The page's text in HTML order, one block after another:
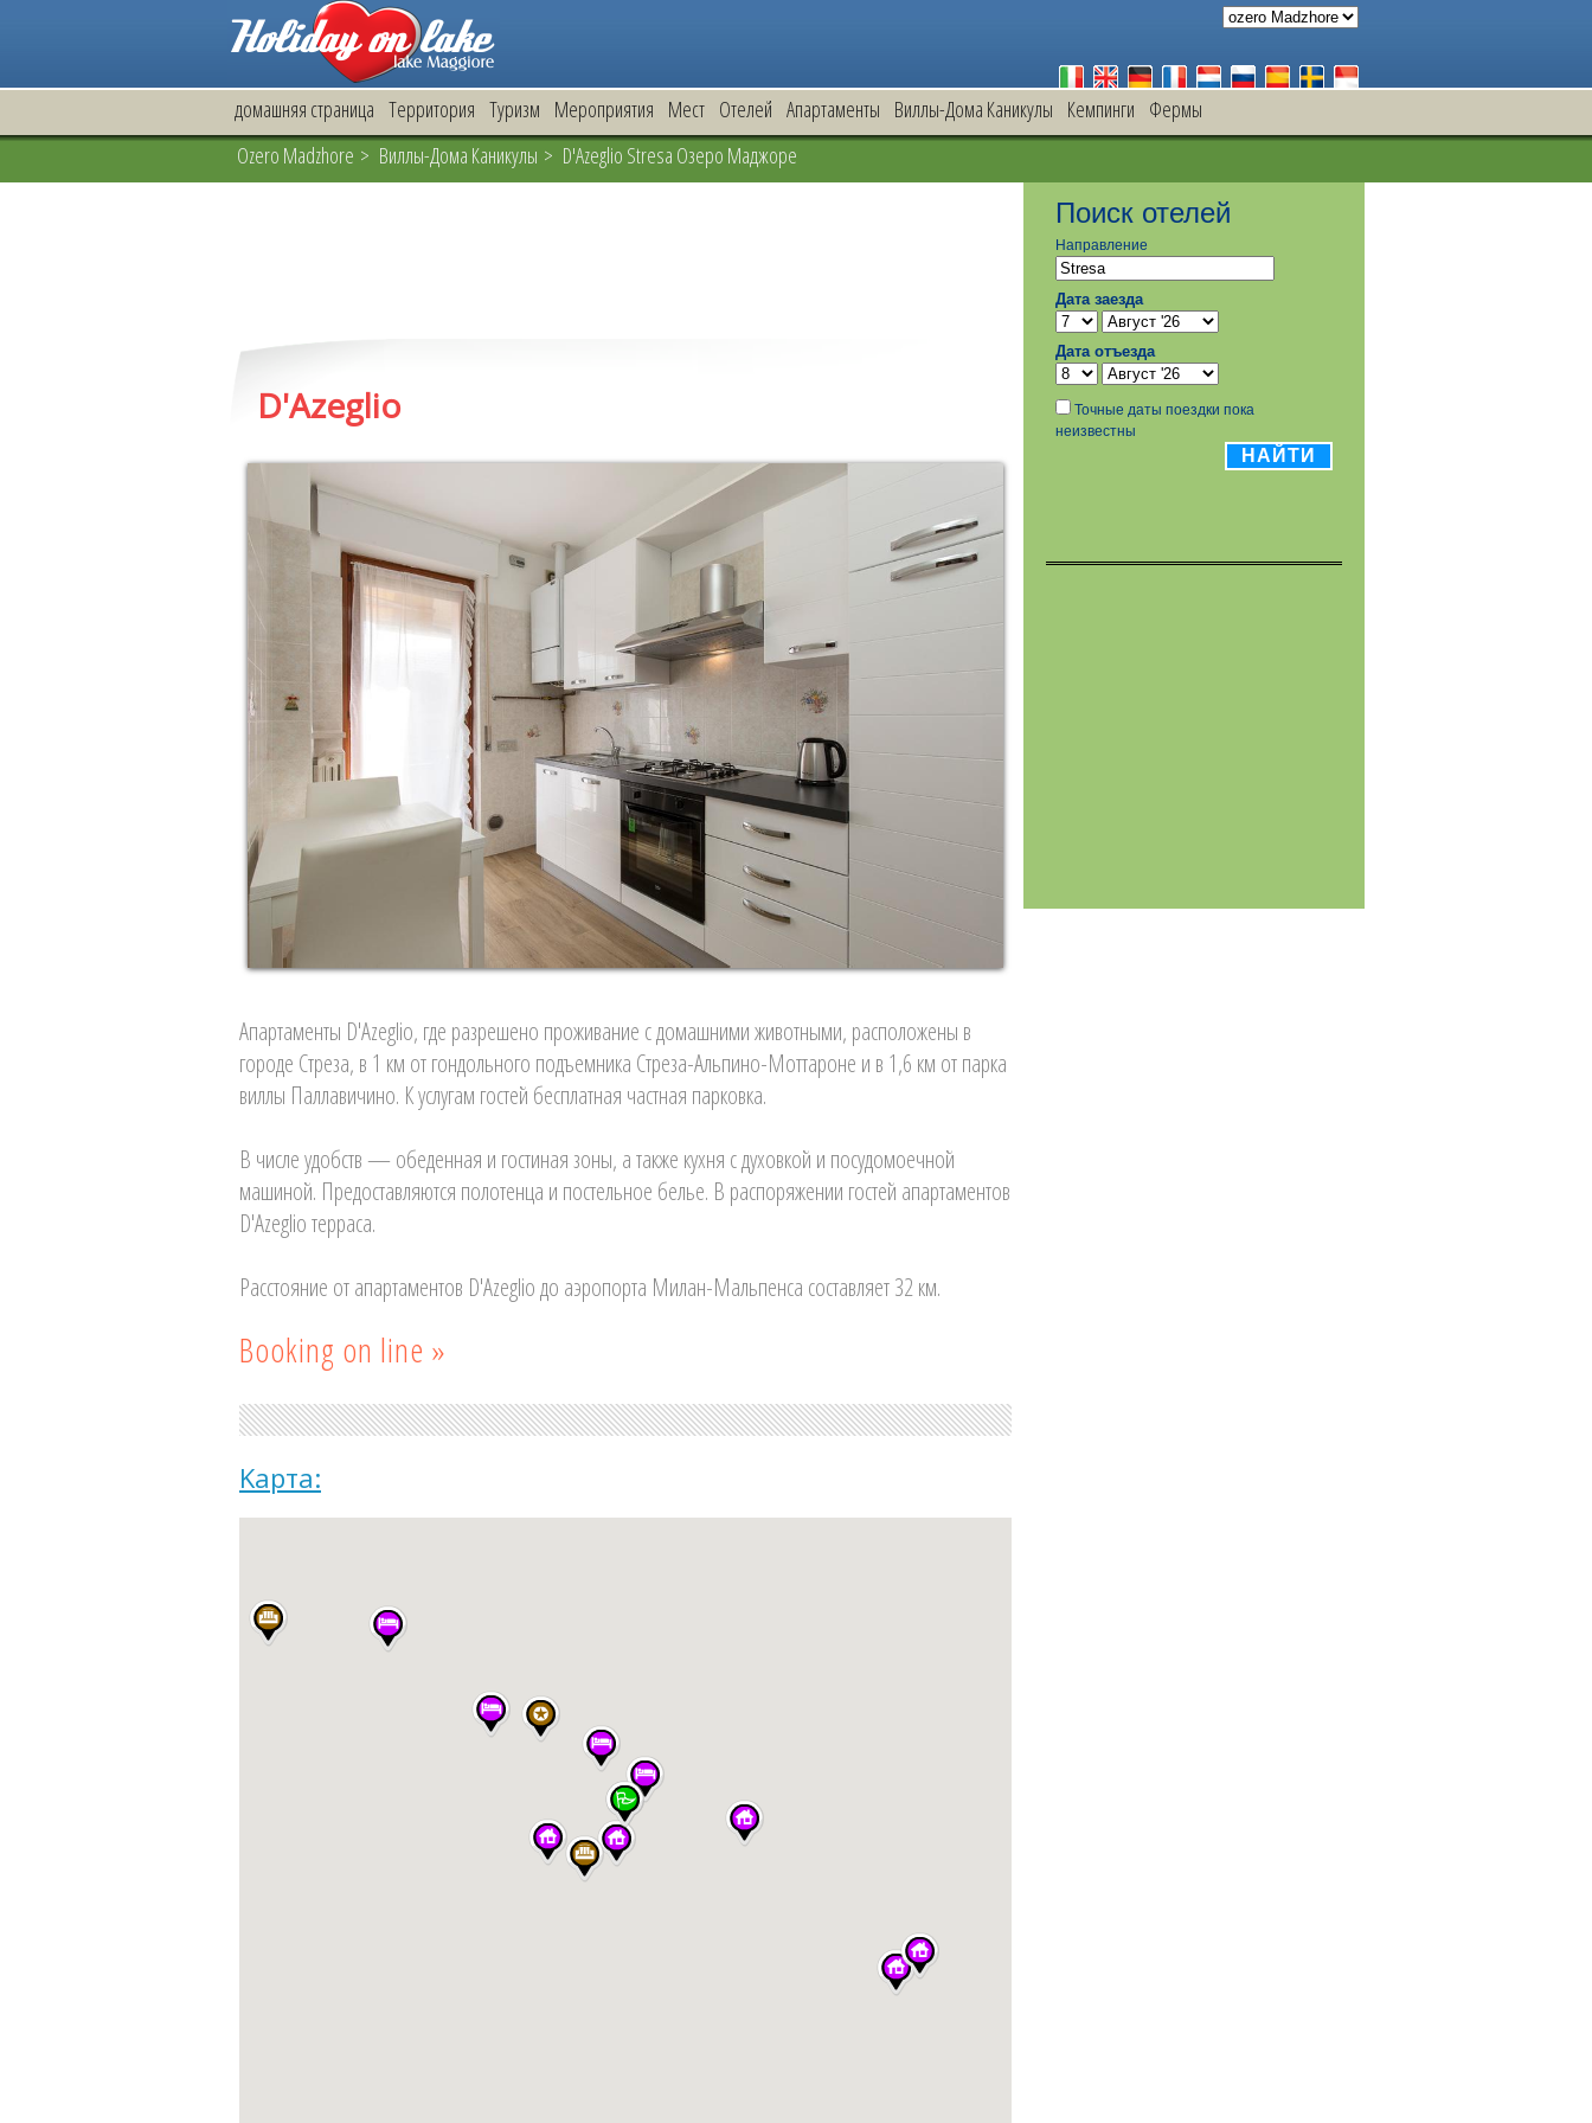
домашняя страница Территория Туризм Мероприятия Mест Oтелей Апартаменты Виллы-Дома Каникулы Кемпинги Фермы
Ozero Madzhore > Виллы-Дома Каникулы > D'Azeglio Stresa Озеро Маджоре
D'Azeglio
Апартаменты D'Azeglio, где разрешено проживание с домашними животными, расположены в
городе Стреза, в 1 км от гондольного подъемника Стреза-Альпино-Моттароне и в 1,6 км от парка
виллы Паллавичино. К услугам гостей бесплатная частная парковка.
В числе удобств — обеденная и гостиная зоны, а также кухня с духовкой и посудомоечной
машиной. Предоставляются полотенца и постельное белье. В распоряжении гостей апартаментов
D'Azeglio терраса.
Расстояние от апартаментов D'Azeglio до аэропорта Милан-Мальпенса составляет 32 км.
Booking on line »
Kарта: